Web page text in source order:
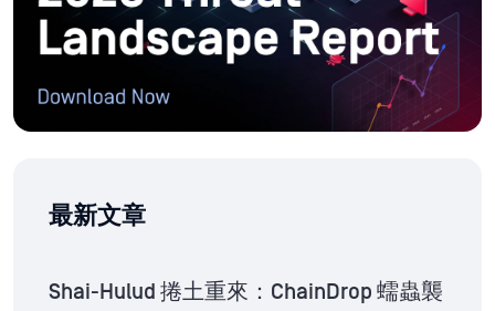
最新文章
Shai-Hulud 捲土重來：ChainDrop 蠕蟲襲